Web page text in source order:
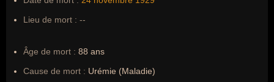
Lieu de mort : --
Âge de mort : 88 ans
Cause de mort : Urémie (Maladie)